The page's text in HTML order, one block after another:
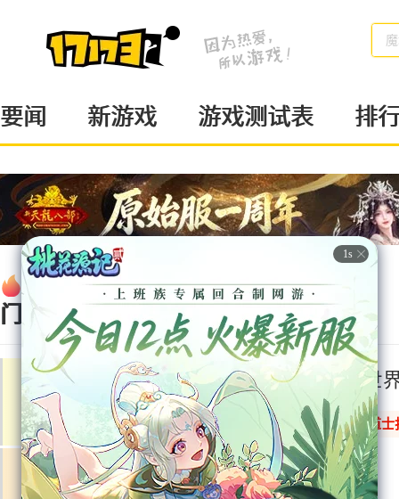
要闻 新游戏 游戏测试表 排
热
门
新游
戏
页
游
动作
RPG
网 游
地下城与勇士
魔兽世
冒险岛怀旧服
暗黑:鬼道
王者荣耀世界
鸣潮